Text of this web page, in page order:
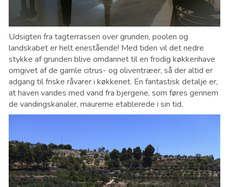
Udsigten fra tagterrassen over grunden, poolen og
landskabet er helt enestående! Med tiden vil det nedre
stykke af grunden blive omdannet til en frodig køkkenhave
omgivet af de gamle citrus- og oliventræer, så der altid er
adgang til friske råvarer i køkkenet. En fantastisk detalje er,
at haven vandes med vand fra bjergene, som føres gennem
de vandingskanaler, maurerne etablerede i sin tid.